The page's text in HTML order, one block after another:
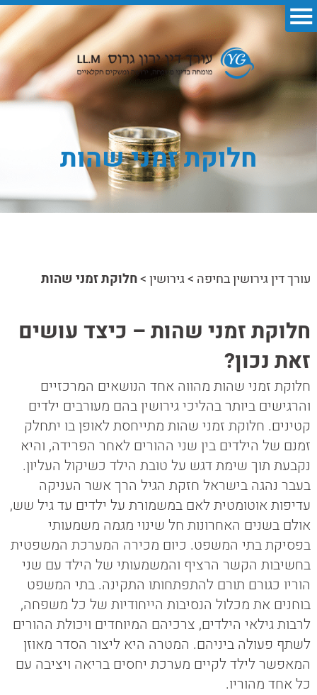
חלוקת זמני שהות
עורך דין גירושין בחיפה >גירושין>חלוקת זמני שהות
חלוקת זמני שהות – כיצד עושים
זאת נכון?
חלוקת זמני שהות מהווה אחד הנושאים המרכזיים
והרגישים ביותר בהליכי גירושין בהם מעורבים ילדים
קטינים. חלוקת זמני שהות מתייחסת לאופן בו יתחלק
זמנם של הילדים בין שני ההורים לאחר הפרידה, והיא
נקבעת תוך שימת דגש על טובת הילד כשיקול העליון.
בעבר נהגה בישראל חזקת הגיל הרך אשר העניקה
עדיפות אוטומטית לאם במשמורת על ילדים עד גיל שש,
אולם בשנים האחרונות חל שינוי מגמה משמעותי
בפסיקת בתי המשפט. כיום מכירה המערכת המשפטית
בחשיבות הקשר הרציף והמשמעותי של הילד עם שני
הוריו כגורם תורם להתפתחותו התקינה. בתי המשפט
בוחנים את מכלול הנסיבות הייחודיות של כל משפחה,
לרבות גילאי הילדים, צרכיהם המיוחדים ויכולת ההורים
לשתף פעולה ביניהם. המטרה היא ליצור הסדר מאוזן
המאפשר לילד לקיים מערכת יחסים בריאה ויציבה עם
כל אחד מהוריו.